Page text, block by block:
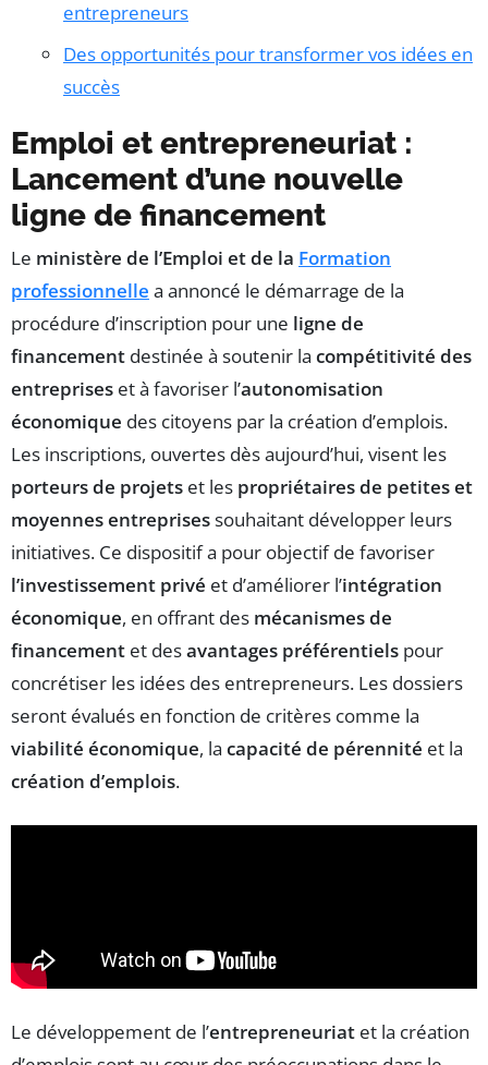
entrepreneurs
Des opportunités pour transformer vos idées en
succès
Emploi et entrepreneuriat :
Lancement d’une nouvelle
ligne de financement
Le ministère de l’Emploi et de la Formation
professionnelle a annoncé le démarrage de la
procédure d’inscription pour une ligne de
financement destinée à soutenir la compétitivité des
entreprises et à favoriser l’autonomisation
économique des citoyens par la création d’emplois.
Les inscriptions, ouvertes dès aujourd’hui, visent les
porteurs de projets et les propriétaires de petites et
moyennes entreprisessouhaitant développer leurs
initiatives. Ce dispositif a pour objectif de favoriser
l’investissement privé et d’améliorer l’intégration
économique, en offrant des mécanismes de
financement et desavantages préférentiels pour
concrétiser les idées des entrepreneurs. Les dossiers
seront évalués en fonction de critères comme la
viabilité économique, la capacité de pérennité et la
création d’emplois.
Le développement de l’entrepreneuriat et la création